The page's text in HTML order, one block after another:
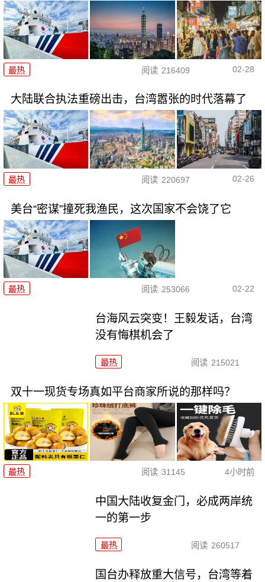
最热 阅读 216409 02-28
大陆联合执法重磅出击，台湾嚣张的时代落幕了
最热 阅读 220697 02-26
美台“密谋”撞死我渔民，这次国家不会饶了它
最热 阅读 253066 02-22
台海风云突变！王毅发话，台湾
没有悔棋机会了
最热 阅读 215021
双十一现货专场真如平台商家所说的那样吗？
最热 阅读 31145 4小时前
中国大陆收复金门，必成两岸统
一的第一步
最热 阅读 260517
国台办释放重大信号，台湾等着